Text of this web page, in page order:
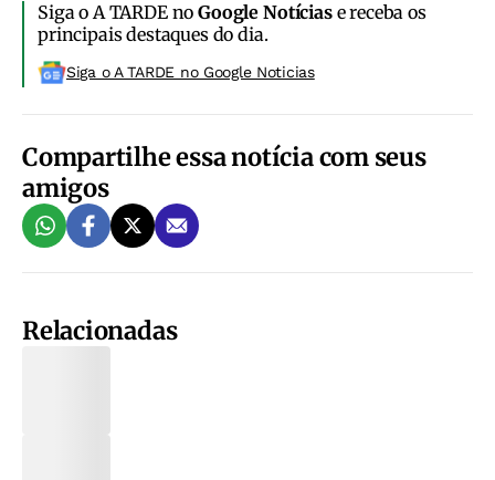
Siga o A TARDE noGoogle Notíciase receba os
principais destaques do dia.
Siga o A TARDE no Google Noticias
Compartilhe essa notícia com seus
amigos
Relacionadas